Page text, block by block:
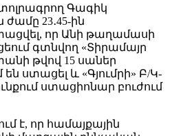
Գագիկ
ժամը 23․45-ին
որ Անի թաղամասի
գտնվող «Տիրամայր
թվով 15 սաներ
ստացել և «Գյումրի» Բ/Կ-
ստացիոնար բուժում
է, որ համայքային